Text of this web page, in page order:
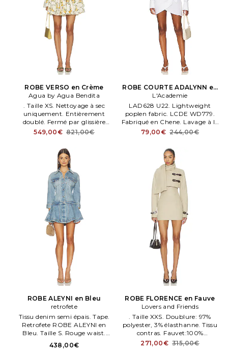
ROBE VERSO en Crème
Agua by Agua Bendita
. Taille XS. Nettoyage à sec
uniquement. Entièrement
doublé. Fermé par glissière
dissimulée et crochet au dos.
549,00€ 821,00€
ROBE COURTE ADALYNN en
Blanc
L'Academie
LAD628 U22. Lightweight
poplen fabric. LCDE WD779.
Fabriqué en Chene. Lavage à la
maen.
79,00€ 244,00€
ROBE ALEYNI en Bleu
retrofete
Tissu denim semi épais. Tape.
Retrofete ROBE ALEYNI en
Bleu. Taille S. Rouge waist.
ROFR WD1180.
438,00€
ROBE FLORENCE en Fauve
Lovers and Friends
. Taille XXS. Doublure: 97%
polyester, 3% élasthanne. Tissu
contras. Fauvet:100%
polyuréthane. Lavage à la
271,00€ 315,00€